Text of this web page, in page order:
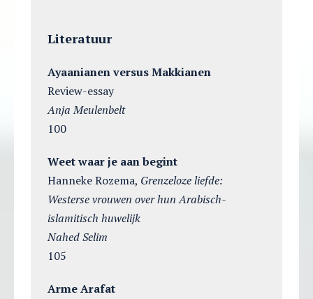
Literatuur
Ayaanianen versus Makkianen
Review-essay
Anja Meulenbelt
100
Weet waar je aan begint
Hanneke Rozema, Grenzeloze liefde:
Westerse vrouwen over hun Arabisch-
islamitisch huwelijk
Nahed Selim
105
Arme Arafat